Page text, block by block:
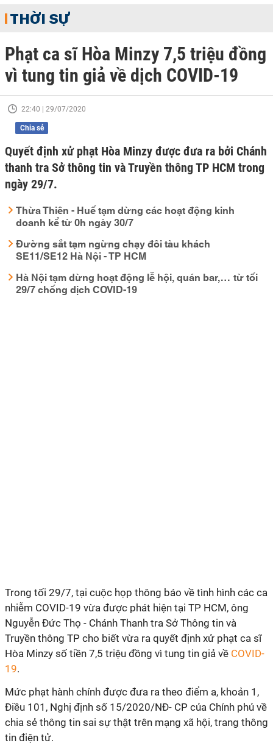
THỜI SỰ
Phạt ca sĩ Hòa Minzy 7,5 triệu đồng
vì tung tin giả về dịch COVID-19
22:40 | 29/07/2020
Chia sẻ
Quyết định xử phạt Hòa Minzy được đưa ra bởi Chánh
thanh tra Sở thông tin và Truyền thông TP HCM trong
ngày 29/7.
Thừa Thiên - Huế tạm dừng các hoạt động kinh
doanh kể từ 0h ngày 30/7
Đường sắt tạm ngừng chạy đôi tàu khách
SE11/SE12 Hà Nội - TP HCM
Hà Nội tạm dừng hoạt động lễ hội, quán bar,… từ tối
29/7 chống dịch COVID-19
Trong tối 29/7, tại cuộc họp thông báo về tình hình các ca
nhiễm COVID-19 vừa được phát hiện tại TP HCM, ông
Nguyễn Đức Thọ - Chánh Thanh tra Sở Thông tin và
Truyền thông TP cho biết vừa ra quyết định xử phạt ca sĩ
Hòa Minzy số tiền 7,5 triệu đồng vì tung tin giả về COVID-
19.
Mức phạt hành chính được đưa ra theo điểm a, khoản 1,
Điều 101, Nghị định số 15/2020/NĐ- CP của Chính phủ về
chia sẻ thông tin sai sự thật trên mạng xã hội, trang thông
tin điện tử.